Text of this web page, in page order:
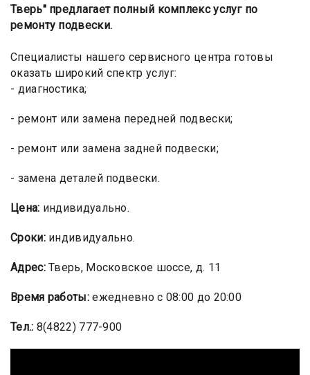
Тверь" предлагает полный комплекс услуг по
ремонту подвески.
Специалисты нашего сервисного центра готовы
оказать широкий спектр услуг:
- диагностика;
- ремонт или замена передней подвески;
- ремонт или замена задней подвески;
- замена деталей подвески.
Цена: индивидуально.
Сроки: индивидуально.
Адрес:Тверь, Московское шоссе, д. 11
Время работы:ежедневно с 08:00 до 20:00
Тел.: 8(4822) 777-900